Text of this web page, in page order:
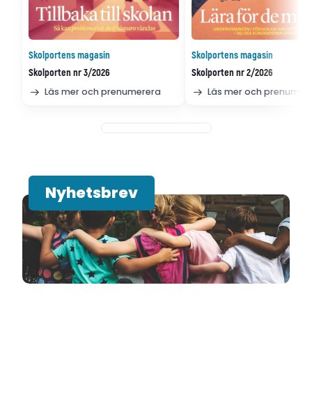
Skolportens magasin
Skolporten nr 3/2026
Läs mer och prenumerera
Skolportens magasin
Skolporten nr 2/2026
Läs mer och
Nyhetsbrev